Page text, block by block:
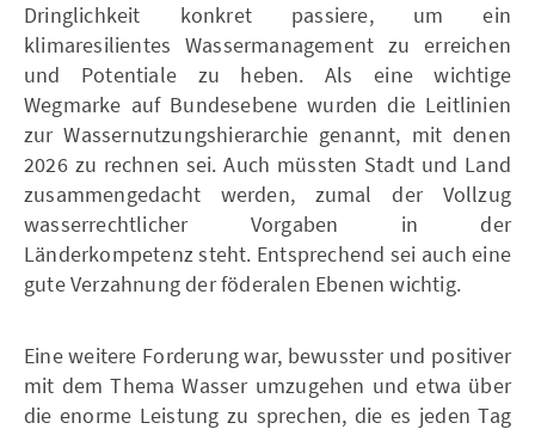
Dringlichkeit konkret passiere, um ein
klimaresilientes Wassermanagement zu erreichen
und Potentiale zu heben. Als eine wichtige
Wegmarke auf Bundesebene wurden die Leitlinien
zur Wassernutzungshierarchie genannt, mit denen
2026 zu rechnen sei. Auch müssten Stadt und Land
zusammengedacht werden, zumal der Vollzug
wasserrechtlicher Vorgaben in der
Länderkompetenz steht. Entsprechend sei auch eine
gute Verzahnung der föderalen Ebenen wichtig.
Eine weitere Forderung war, bewusster und positiver
mit dem Thema Wasser umzugehen und etwa über
die enorme Leistung zu sprechen, die es jeden Tag